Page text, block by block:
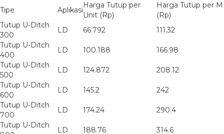
Tipe Aplikasi
Harga Tutup per
Unit (Rp)
Harga Tutup per M
(Rp)
Tutup U-Ditch
300
LD 66.792
111.32
Tutup U-Ditch
400
LD 100.188
166.98
Tutup U-Ditch
500
LD 124.872
208.12
Tutup U-Ditch
600
LD 145.2
242
Tutup U-Ditch
700
LD 174.24
290.4
Tutup U-Ditch
LD 188.76
314.6